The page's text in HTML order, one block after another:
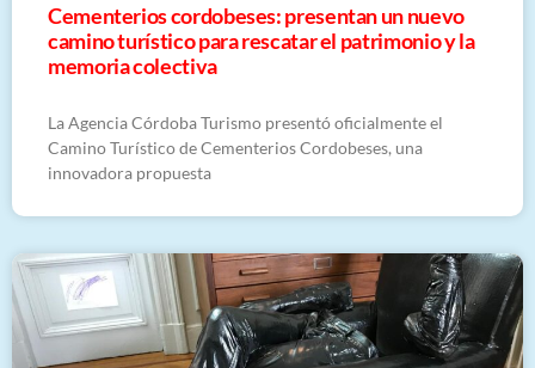
Cementerios cordobeses: presentan un nuevo
camino turístico para rescatar el patrimonio y la
memoria colectiva
La Agencia Córdoba Turismo presentó oficialmente el
Camino Turístico de Cementerios Cordobeses, una
innovadora propuesta